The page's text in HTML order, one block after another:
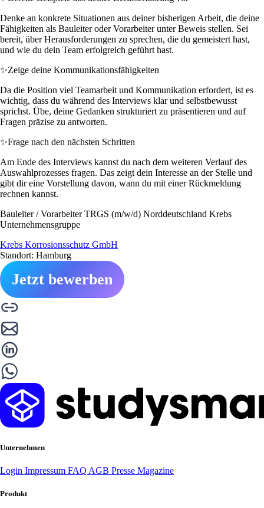
Denke an konkrete Situationen aus deiner bisherigen Arbeit, die deine
Fähigkeiten als Bauleiter oder Vorarbeiter unter Beweis stellen. Sei
bereit, über Herausforderungen zu sprechen, die du gemeistert hast,
und wie du dein Team erfolgreich geführt hast.
✨Zeige deine Kommunikationsfähigkeiten
Da die Position viel Teamarbeit und Kommunikation erfordert, ist es
wichtig, dass du während des Interviews klar und selbstbewusst
sprichst. Übe, deine Gedanken strukturiert zu präsentieren und auf
Fragen präzise zu antworten.
✨Frage nach den nächsten Schritten
Am Ende des Interviews kannst du nach dem weiteren Verlauf des
Auswahlprozesses fragen. Das zeigt dein Interesse an der Stelle und
gibt dir eine Vorstellung davon, wann du mit einer Rückmeldung
rechnen kannst.
Bauleiter / Vorarbeiter TRGS (m/w/d) Norddeutschland Krebs
Unternehmensgruppe
Krebs Korrosionsschutz GmbH
Standort: Hamburg
Jetzt bewerben
Unternehmen
Login Impressum FAQ AGB Presse Magazine
Produkt